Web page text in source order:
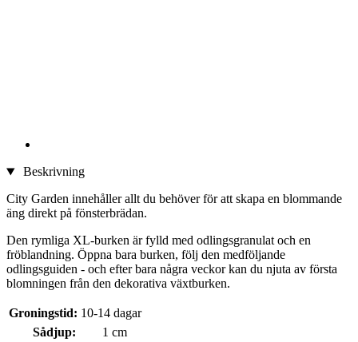
Beskrivning
City Garden innehåller allt du behöver för att skapa en blommande
äng direkt på fönsterbrädan.
Den rymliga XL-burken är fylld med odlingsgranulat och en
fröblandning. Öppna bara burken, följ den medföljande
odlingsguiden - och efter bara några veckor kan du njuta av första
blomningen från den dekorativa växtburken.
Groningstid: 10-14 dagar
Sådjup:
1 cm